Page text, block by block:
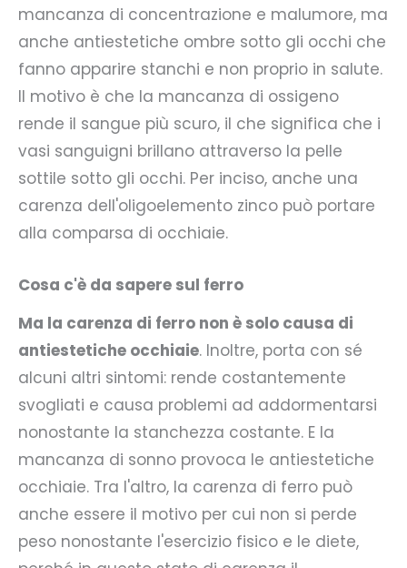
mancanza di concentrazione e malumore, ma
anche antiestetiche ombre sotto gli occhi che
fanno apparire stanchi e non proprio in salute.
Il motivo è che la mancanza di ossigeno
rende il sangue più scuro, il che significa che i
vasi sanguigni brillano attraverso la pelle
sottile sotto gli occhi. Per inciso, anche una
carenza dell'oligoelemento zinco può portare
alla comparsa di occhiaie.
Cosa c'è da sapere sul ferro
Ma la carenza di ferro non è solo causa di
antiestetiche occhiaie. Inoltre, porta con sé
alcuni altri sintomi: rende costantemente
svogliati e causa problemi ad addormentarsi
nonostante la stanchezza costante. E la
mancanza di sonno provoca le antiestetiche
occhiaie. Tra l'altro, la carenza di ferro può
anche essere il motivo per cui non si perde
peso nonostante l'esercizio fisico e le diete,